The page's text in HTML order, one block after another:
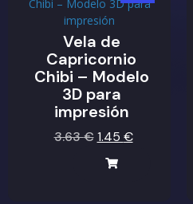
Vela de
Capricornio
Chibi – Modelo
3D para
impresión
3.63€ 1.45 €